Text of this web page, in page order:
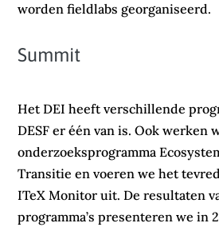
worden fieldlabs georganiseerd.
Summit
Het DEI heeft verschillende
DESF er één van is. Ook werken
onderzoeksprogramma
Transitie en voeren we het
ITeX Monitor uit. De resultaten
programma’s presenteren we in